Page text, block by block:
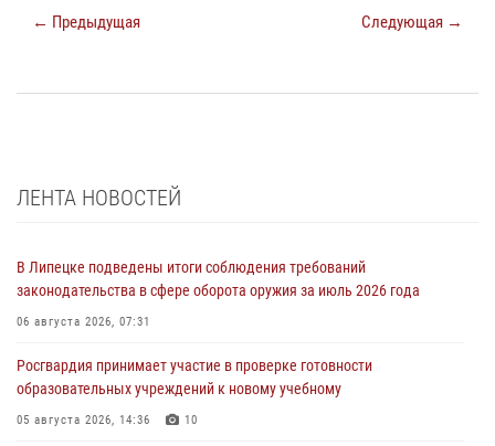
← Предыдущая Следующая →
ЛЕНТА НОВОСТЕЙ
В Липецке подведены итоги соблюдения требований
законодательства в сфере оборота оружия за июль 2026 года
06 августа 2026, 07:31
Росгвардия принимает участие в проверке готовности
образовательных учреждений к новому учебному
05 августа 2026, 14:36 10